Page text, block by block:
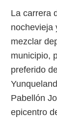
La carrera
nochevieja
mezclar
municipio,
preferido
Pabellón
epicentro